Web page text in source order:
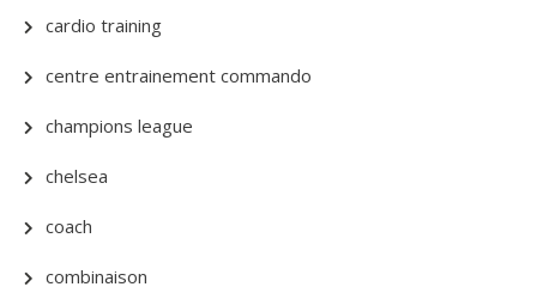
cardio training
centre entrainement commando
champions league
chelsea
coach
combinaison